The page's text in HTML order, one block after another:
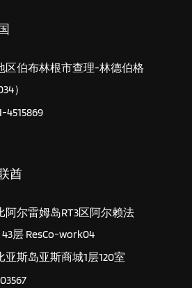
区伯布林根市查理-林德伯格
）
4515869
酋
阿尔雷姆岛RT3区阿尔赖法
层 ResCo-work04
亚斯岛亚斯商城1层120室